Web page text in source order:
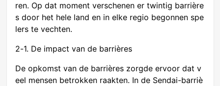
ren. Op dat moment verschenen er twintig barrière
s door het hele land en in elke regio begonnen spe
lers te vechten.
2-1. De impact van de barrières
De opkomst van de barrières zorgde ervoor dat v
eel mensen betrokken raakten. In de Sendai-barriè